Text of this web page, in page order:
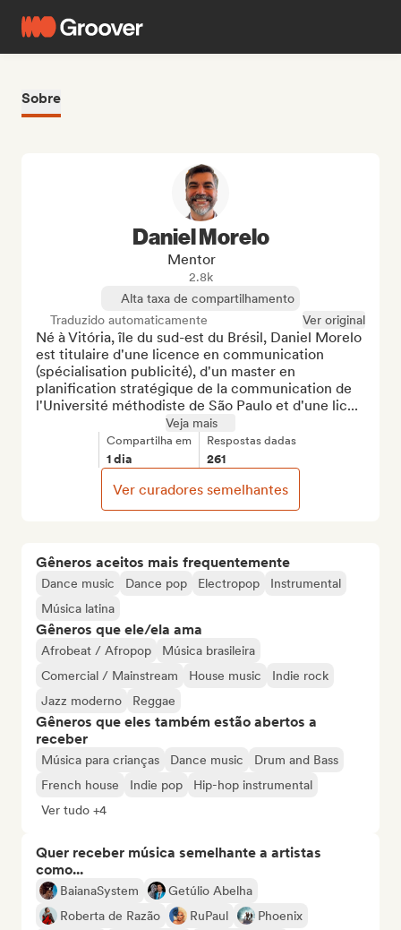
Sobre
Gêneros aceitos mais frequentemente
Dance music Dance pop Electropop
Instrumental
Música latina
Gêneros que ele/ela ama
Afrobeat / Afropop
Música brasileira
Comercial / Mainstream
House music
Indie rock
Jazz moderno
Reggae
Gêneros que eles também estão abertos a
receber
Música para crianças Dance music
Drum and Bass
French house
Indie pop
Hip-hop instrumental
Ver tudo +4
Quer receber música semelhante a artistas
como...
BaianaSystem
Getúlio Abelha
Roberta de Razão
RuPaul
Phoenix
Daniel Morelo
Mentor
2.8k
Alta taxa de compartilhamento
Traduzido automaticamente
Ver original
Né à Vitória, île du sud-est du Brésil, Daniel Morelo
est titulaire d'une licence en communication
(spécialisation publicité), d'un master en
planification stratégique de la communication de
l'Université méthodiste de São Paulo et d'une lic...
Veja mais
Compartilha em
1 dia
Respostas dadas
261
Ver curadores semelhantes